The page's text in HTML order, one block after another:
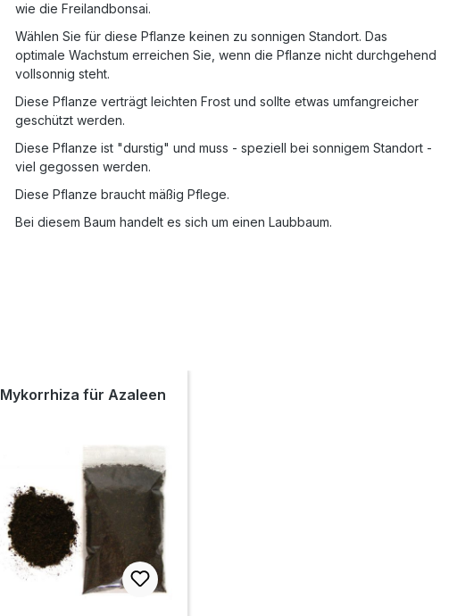
wie die Freilandbonsai.
Wählen Sie für diese Pflanze keinen zu sonnigen Standort. Das
optimale Wachstum erreichen Sie, wenn die Pflanze nicht durchgehend
vollsonnig steht.
Diese Pflanze verträgt leichten Frost und sollte etwas umfangreicher
geschützt werden.
Diese Pflanze ist "durstig" und muss - speziell bei sonnigem Standort -
viel gegossen werden.
Diese Pflanze braucht mäßig Pflege.
Bei diesem Baum handelt es sich um einen Laubbaum.
Mykorrhiza für Azaleen